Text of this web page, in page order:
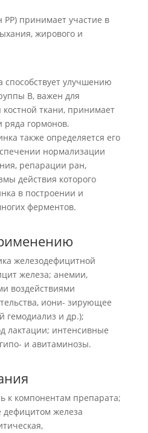
принимает участие в
жирового и
способствует улучшению
В, важен для
ткани, принимает
ряда гормонов.
также определяется его
нормализации
репарации ран,
действия которого
в построении и
ферментов.
железодефицитной
железа; анемии,
воздействиями
иони- зирующее
гемодиализ и др.);
лактации; интенсивные
и авитаминозы.
к компонентам препарата;
железа